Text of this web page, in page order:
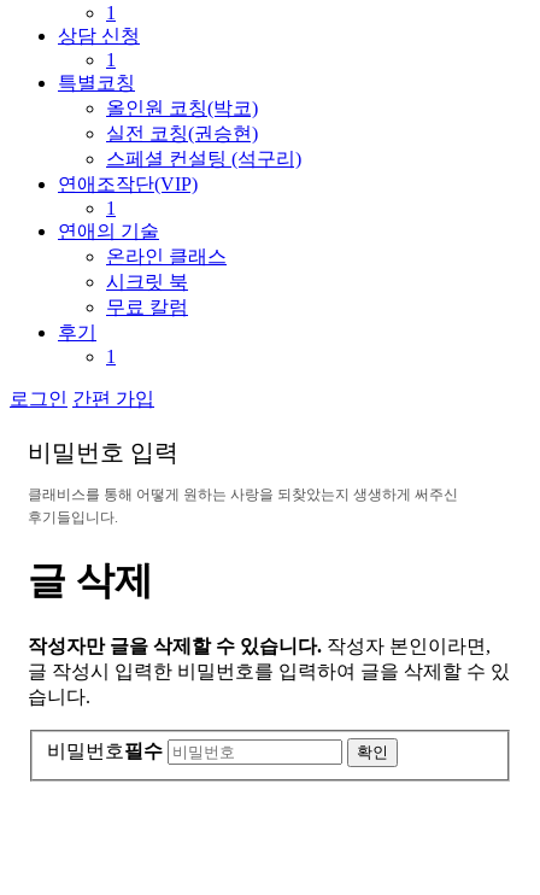
1
상담 신청
1
특별코칭
올인원 코칭(박코)
실전 코칭(권승현)
스페셜 컨설팅 (석구리)
연애조작단(VIP)
1
연애의 기술
온라인 클래스
시크릿 북
무료 칼럼
후기
1
로그인 간편 가입
비 밀 번 호 입 력
클래비 스를 통해 어 떻게 원하는 사랑을 되 찾았는지 생생하게 써 주신
후기 들입 니 다.
글 삭제
작성자만 글을 삭제할 수 있습니다. 작성자 본인이라면,
글 작성시 입력한 비밀번호를 입력하여 글을 삭제할 수 있
습니다.
비밀번호필수